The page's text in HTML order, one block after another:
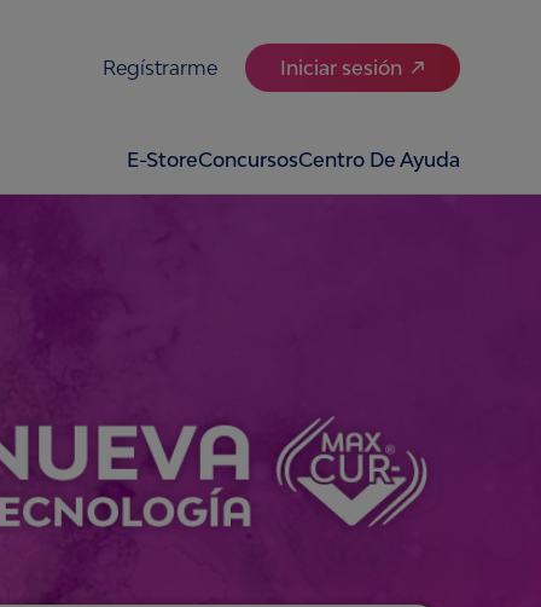
Regístrarme Iniciar sesión
E-StoreConcursosCentro De Ayuda